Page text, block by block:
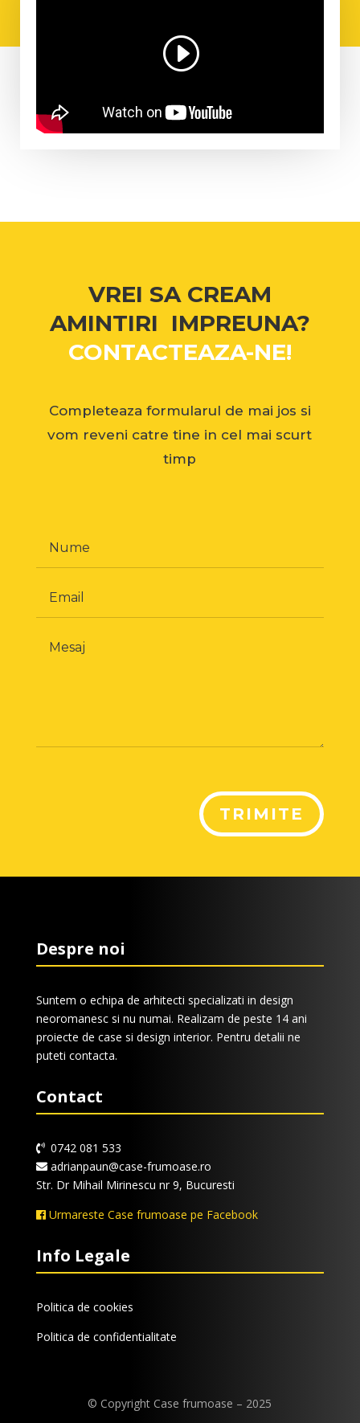
VREI SA CREAM
AMINTIRI IMPREUNA?
CONTACTEAZA-NE!
Completeaza formularul de mai jos si
vom reveni catre tine in cel mai scurt
timp
TRIMITE
Despre noi
Suntem o echipa de arhitecti specializati in design
neoromanesc si nu numai. Realizam de peste 14 ani
proiecte de case si design interior. Pentru detalii ne
puteti contacta.
Contact
0742 081 533
adrianpaun@case-frumoase.ro
Str. Dr Mihail Mirinescu nr 9, Bucuresti
Urmareste Case frumoase pe Facebook
Info Legale
Politica de cookies
Politica de confidentialitate
© Copyright Case frumoase – 2025